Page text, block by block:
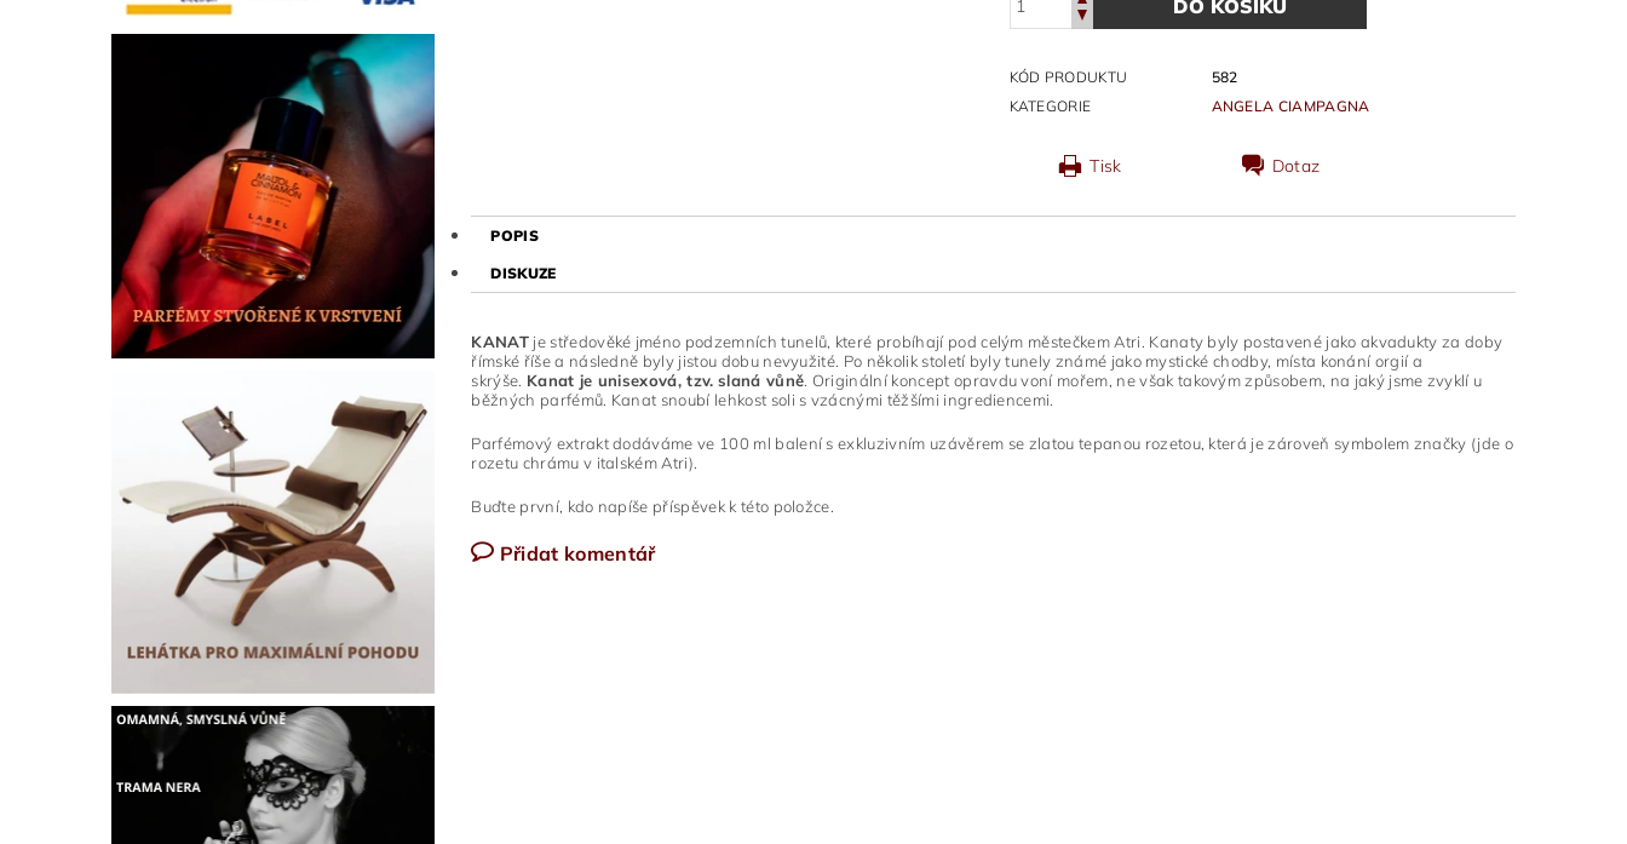
KÓD PRODUKTU
582
KATEGORIE
ANGELA CIAMPAGNA
Tisk Dotaz
POPIS
DISKUZE
KANAT je středověké jméno podzemních tunelů, které probíhají pod celým městečkem Atri. Kanaty byly postavené jako akvadukty za doby
římské říše a následně byly jistou dobu nevyužité. Po několik století byly tunely známé jako mystické chodby, místa konání orgií a
skrýše. Kanat je unisexová, tzv. slaná vůně . Originální koncept opravdu voní mořem, ne však takovým způsobem, na jaký jsme zvyklí u
běžných parfémů. Kanat snoubí lehkost soli s vzácnými těžšími ingrediencemi.
Parfémový extrakt dodáváme ve 100 ml balení s exkluzivním uzávěrem se zlatou tepanou rozetou, která je zároveň symbolem značky (jde o
rozetu chrámu v italském Atri).
Buďte první, kdo napíše příspěvek k této položce.
Přidat komentář